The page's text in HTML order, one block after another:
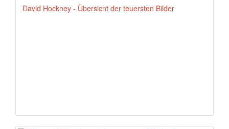
David Hockney - Übersicht der teuersten Bilder